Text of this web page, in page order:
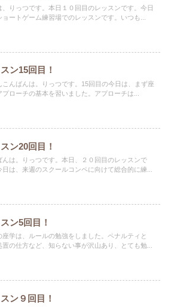
、りっつです。本日１０回目のレッスンです。今日
ョートゲーム練習場でのレッスンです。いつも...
ン15回目！
こんばんは。りっつです。15回目の今日は、まず座
プローチの基本を習いました。アプローチは...
ン20回目！
んは。りっつです。本日、２０回目のレッスンで
日は、来週のスクールコンペに向けて総合的に練...
ン5回目！
座学は、ルールの勉強をしました。ペナルティと
置の仕方など、知らない事が沢山あり、とても勉...
ン９回目！